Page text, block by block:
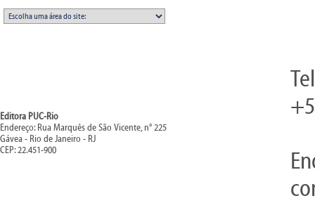
Editora PUC-Rio
Endereço: Rua Marquês de São Vicente, n° 225
Gávea - Rio de Janeiro - RJ
CEP: 22.451-900